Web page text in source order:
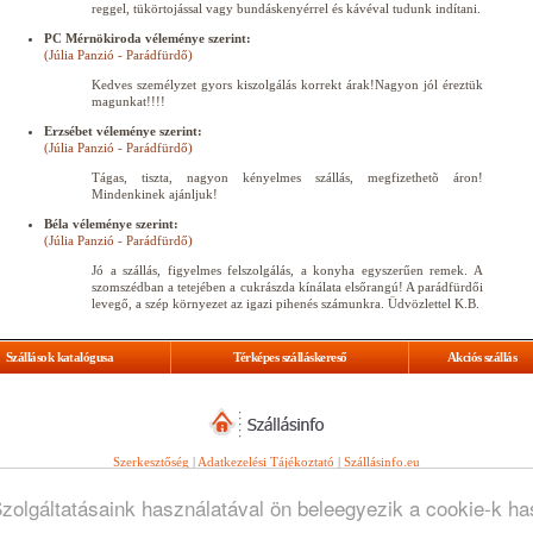
használatával ön beleegyezik a cookie-k
reggel, tükörtojással vagy bundáskenyérrel és kávéval tudunk indítani.
PC Mérnökiroda véleménye szerint:
(Júlia Panzió - Parádfürdő)
Kedves személyzet gyors kiszolgálás korrekt árak!Nagyon jól éreztük
magunkat!!!!
Erzsébet véleménye szerint:
(Júlia Panzió - Parádfürdő)
Tágas, tiszta, nagyon kényelmes szállás, megfizethetõ áron!
Mindenkinek ajánljuk!
Béla véleménye szerint:
(Júlia Panzió - Parádfürdő)
Jó a szállás, figyelmes felszolgálás, a konyha egyszerűen remek. A
szomszédban a tetejében a cukrászda kínálata elsőrangú! A parádfürdői
levegő, a szép környezet az igazi pihenés számunkra. Üdvözlettel K.B.
Szállások katalógusa Térképes szálláskereső Akciós szállás
Szerkesztőség | Adatkezelési Tájékoztató | Szállásinfo.eu
Minden jog fenntartva.